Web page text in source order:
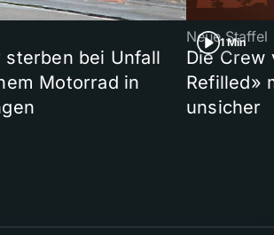
sterben bei Unfall
Motorrad in
1 Min
Neue Staffel
Die Crew
Refilled»
unsicher